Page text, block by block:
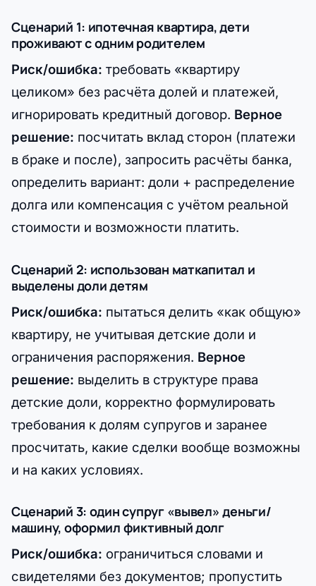
Сценарий 1: ипотечная квартира, дети
проживают с одним родителем
Риск/ошибка: требовать «квартиру
целиком» без расчёта долей и платежей,
игнорировать кредитный договор. Верное
решение: посчитать вклад сторон (платежи
в браке и после), запросить расчёты банка,
определить вариант: доли + распределение
долга или компенсация с учётом реальной
стоимости и возможности платить.
Сценарий 2: использован маткапитал и
выделены доли детям
Риск/ошибка: пытаться делить «как общую»
квартиру, не учитывая детские доли и
ограничения распоряжения. Верное
решение: выделить в структуре права
детские доли, корректно формулировать
требования к долям супругов и заранее
просчитать, какие сделки вообще возможны
и на каких условиях.
Сценарий 3: один супруг «вывел» деньги/
машину, оформил фиктивный долг
Риск/ошибка: ограничиться словами и
свидетелями без документов; пропустить